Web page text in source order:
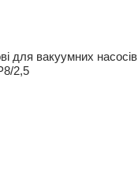
для вакуумних насосів
2,5